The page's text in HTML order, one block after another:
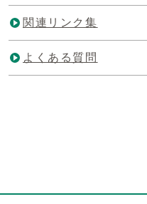
関連リンク集
よくある質問